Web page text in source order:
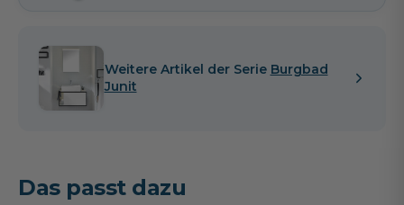
Weitere Artikel der Serie Burgbad
Junit
Das passt dazu